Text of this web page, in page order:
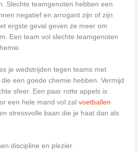
Slechte teamgenoten hebben een
negatief en arrogant zijn of zijn
ergste geval geven ze meer om
Een team vol slechte teamgenoten
je wedstrijden tegen teams met
een goede chemie hebben. Vermijd
sfeer. Een paar rotte appels is
een hele mand vol zalvoetballen
stressvolle baan die je haat dan als
discipline en plezier